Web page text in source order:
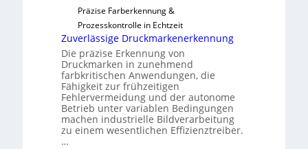
a
u
s
Präzise Farberkennung &
Prozesskontrolle in Echtzeit
Zuverlässige Druckmarkenerkennung
Die präzise Erkennung von
Druckmarken in zunehmend
farbkritischen Anwendungen, die
Fähigkeit zur frühzeitigen
Fehlervermeidung und der autonome
Betrieb unter variablen Bedingungen
machen industrielle Bildverarbeitung
zu einem wesentlichen Effizienztreiber.
…